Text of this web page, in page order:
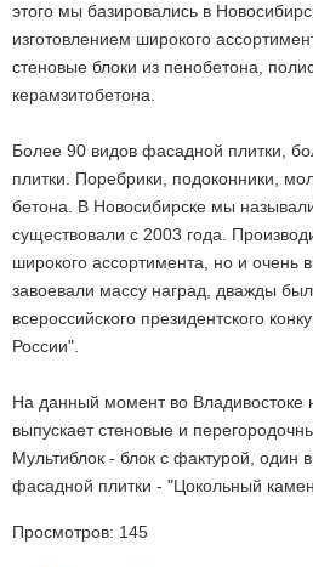
этого мы базировались в
изготовлением широкого
стеновые блоки из пенобетона,
керамзитобетона.
Более 90 видов фасадной плитки,
плитки. Поребрики, подоконники,
бетона. В Новосибирске мы
существовали с 2003 года.
широкого ассортимента, но и очень
завоевали массу наград, дважды
всероссийского президентского
России".
На данный момент во Владивостоке
выпускает стеновые и
Мультиблок - блок с фактурой, один
фасадной плитки - "Цокольный
Просмотров: 145